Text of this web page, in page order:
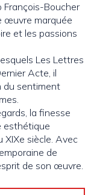
François-Boucher
œuvre marquée
et les passions
Les Lettres
Acte, il
du sentiment
la finesse
esthétique
XIXe siècle. Avec
de
de son œuvre.